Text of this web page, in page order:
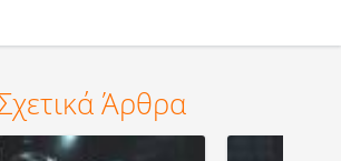
Άρθρα